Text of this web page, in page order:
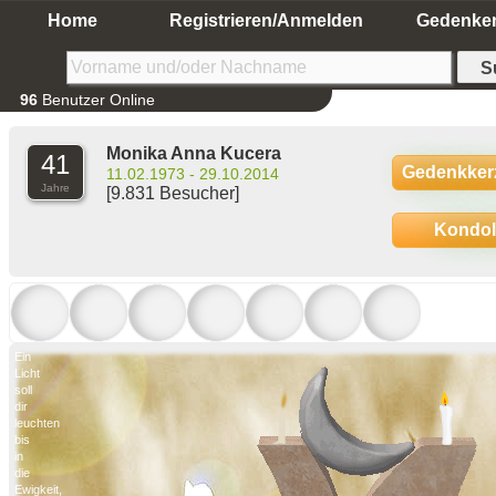
Home Registrieren/Anmelden
96 Benutzer Online
41
Jahre
Monika Anna Kucera
11.02.1973 - 29.10.2014
[9.831 Besucher]
Ein
Licht
soll
dir
leuchten
bis
in
die
Ewigkeit,